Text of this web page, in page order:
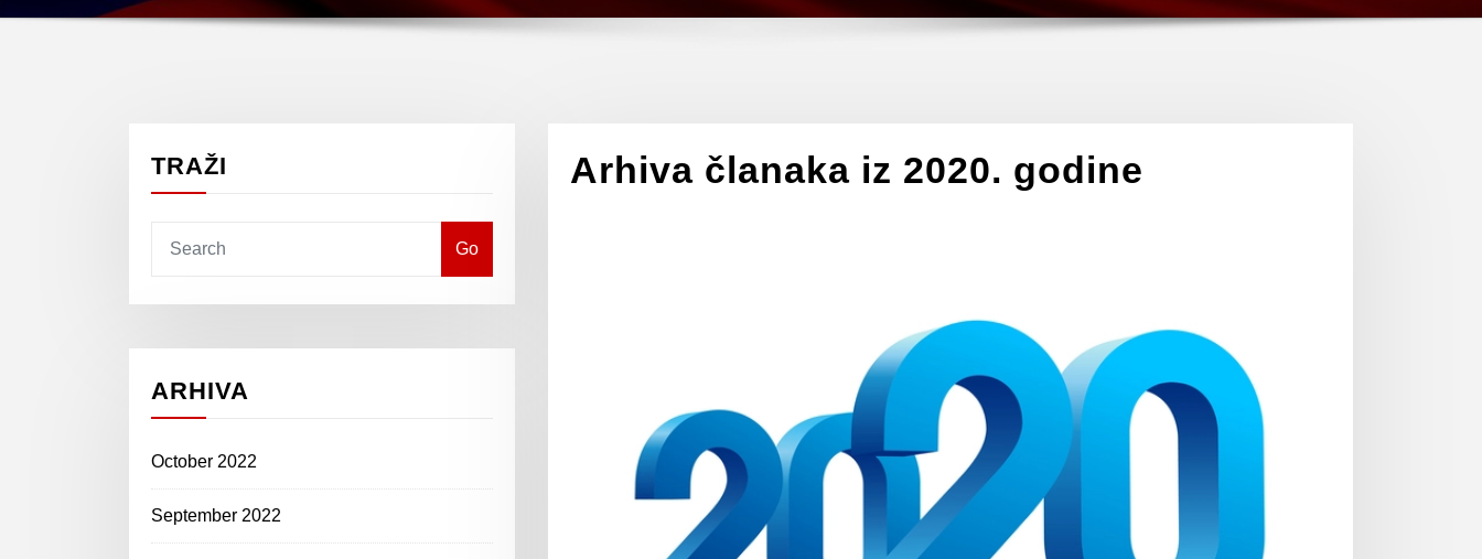
TRAŽI
Go
ARHIVA
October 2022
September 2022
Arhiva članaka iz 2020. godine